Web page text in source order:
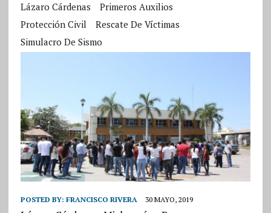
Lázaro Cárdenas
Primeros Auxilios
Protección Civil
Rescate De Víctimas
Simulacro De Sismo
POSTED BY: FRANCISCO RIVERA 30 MAYO, 2019